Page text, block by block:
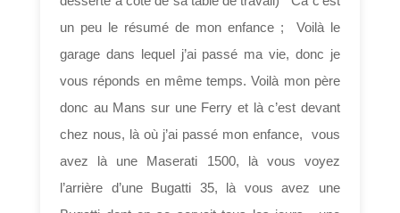
un peu le résumé de mon enfance ; Voilà le
garage dans lequel j’ai passé ma vie, donc je
vous réponds en même temps. Voilà mon père
donc au Mans sur une Ferry et là c’est devant
chez nous, là où j’ai passé mon enfance, vous
avez là une Maserati 1500, là vous voyez
l’arrière d’une Bugatti 35, là vous avez une